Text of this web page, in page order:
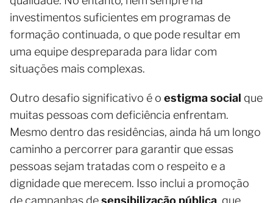
investimentos suficientes em programas de
formação continuada, o que pode resultar em
uma equipe despreparada para lidar com
situações mais complexas.
Outro desafio significativo é o estigma social que
muitas pessoas com deficiência enfrentam.
Mesmo dentro das residências, ainda há um longo
caminho a percorrer para garantir que essas
pessoas sejam tratadas com o respeito e a
dignidade que merecem. Isso inclui a promoção
de campanhas desensibilização pública , que